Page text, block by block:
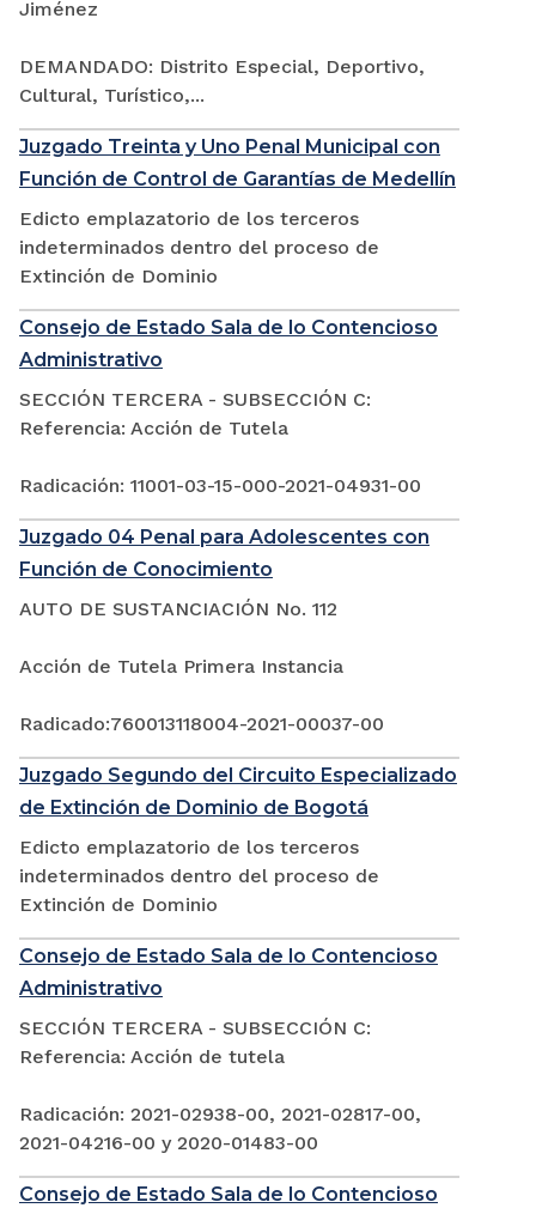
Jiménez
DEMANDADO: Distrito Especial, Deportivo,
Cultural, Turístico,...
Juzgado Treinta y Uno Penal Municipal con
Función de Control de Garantías de Medellín
Edicto emplazatorio de los terceros
indeterminados dentro del proceso de
Extinción de Dominio
Consejo de Estado Sala de lo Contencioso
Administrativo
SECCIÓN TERCERA - SUBSECCIÓN C:
Referencia: Acción de Tutela
Radicación: 11001-03-15-000-2021-04931-00
Juzgado 04 Penal para Adolescentes con
Función de Conocimiento
AUTO DE SUSTANCIACIÓN No. 112
Acción de Tutela Primera Instancia
Radicado:760013118004-2021-00037-00
Juzgado Segundo del Circuito Especializado
de Extinción de Dominio de Bogotá
Edicto emplazatorio de los terceros
indeterminados dentro del proceso de
Extinción de Dominio
Consejo de Estado Sala de lo Contencioso
Administrativo
SECCIÓN TERCERA - SUBSECCIÓN C:
Referencia: Acción de tutela
Radicación: 2021-02938-00, 2021-02817-00,
2021-04216-00 y 2020-01483-00
Consejo de Estado Sala de lo Contencioso